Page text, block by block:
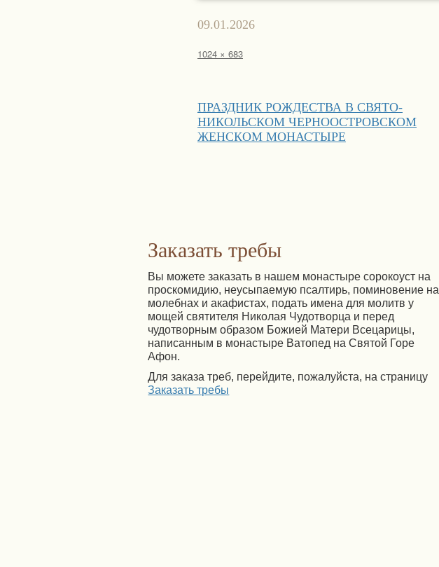
Опубликовано
09.01.2026
Полный
1024 × 683
Навигация
по
записям
ПРАЗДНИК РОЖДЕСТВА В СВЯТО-
НИКОЛЬСКОМ ЧЕРНООСТРОВСКОМ
ЖЕНСКОМ МОНАСТЫРЕ
Заказать требы
Вы можете заказать в нашем монастыре сорокоуст на
проскомидию, неусыпаемую псалтирь, поминовение на
молебнах и акафистах, подать имена для молитв у
мощей святителя Николая Чудотворца и перед
чудотворным образом Божией Матери Всецарицы,
написанным в монастыре Ватопед на Святой Горе
Афон.
Для заказа треб, перейдите, пожалуйста, на страницу
Заказать требы